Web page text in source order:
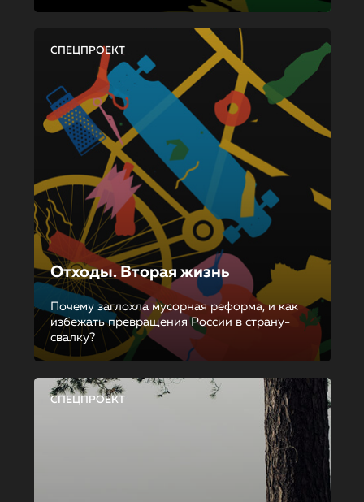
СПЕЦПРОЕКТ
Отходы. Вторая жизнь
Почему заглохла мусорная реформа, и как
избежать превращения России в страну-
свалку?
СПЕЦПРОЕКТ